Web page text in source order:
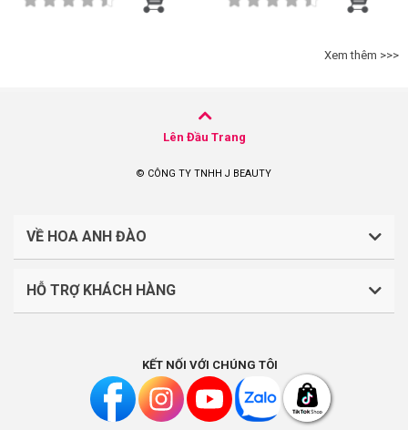
Xem thêm >>>
Lên Đầu Trang
© CÔNG TY TNHH J BEAUTY
VỀ HOA ANH ĐÀO
CÔNG TY TNHH J BEAUTY
Liên hệ: (028).7303.9118
HỖ TRỢ KHÁCH HÀNG
Chính sách vận chuyển, giao nhận
Chính sách đổi trả và hoàn tiền
KẾT NỐI VỚI CHÚNG TÔI